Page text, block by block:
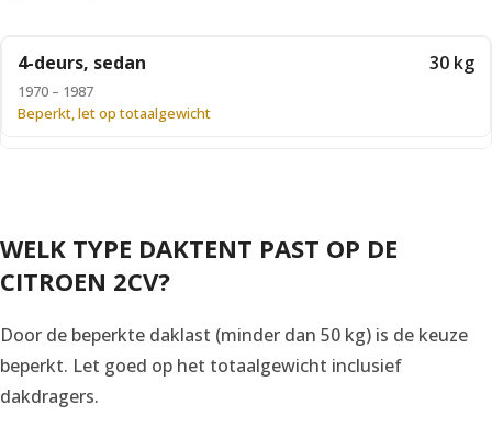
4-deurs, sedan
1970 – 1987
30 kg
Beperkt, let op totaalgewicht
WELK TYPE DAKTENT PAST OP DE
CITROEN 2CV?
Door de beperkte daklast (minder dan 50 kg) is de keuze
beperkt. Let goed op het totaalgewicht inclusief
dakdragers.